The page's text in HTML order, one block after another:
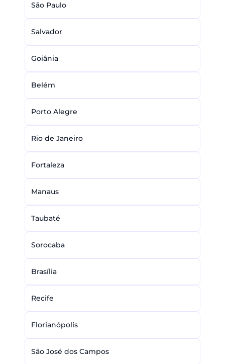
São Paulo
Salvador
Goiânia
Belém
Porto Alegre
Rio de Janeiro
Fortaleza
Manaus
Taubaté
Sorocaba
Brasília
Recife
Florianópolis
São José dos Campos